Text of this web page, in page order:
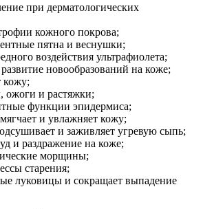
при дерматологических
кожного покрова;
пятна и веснушки;
воздействия ультрафиолета;
новообразований на коже;
кожу;
ожоги и растяжки;
функции эпидермиса;
и увлажняет кожу;
и заживляет угревую сыпь;
и раздражение на коже;
морщины;
старения;
луковицы и сокращает выпадение